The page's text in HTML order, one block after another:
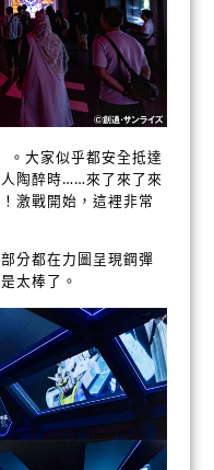
大家似乎都安全抵達
陶醉時……來了來了來
激戰開始，這裡非常
分都在力圖呈現鋼彈
太棒了。